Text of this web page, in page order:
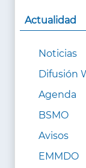
Actualidad
Noticias
Difusión
Agenda
BSMO
Avisos
EMMDO